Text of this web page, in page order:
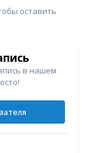
оставить
в нашем